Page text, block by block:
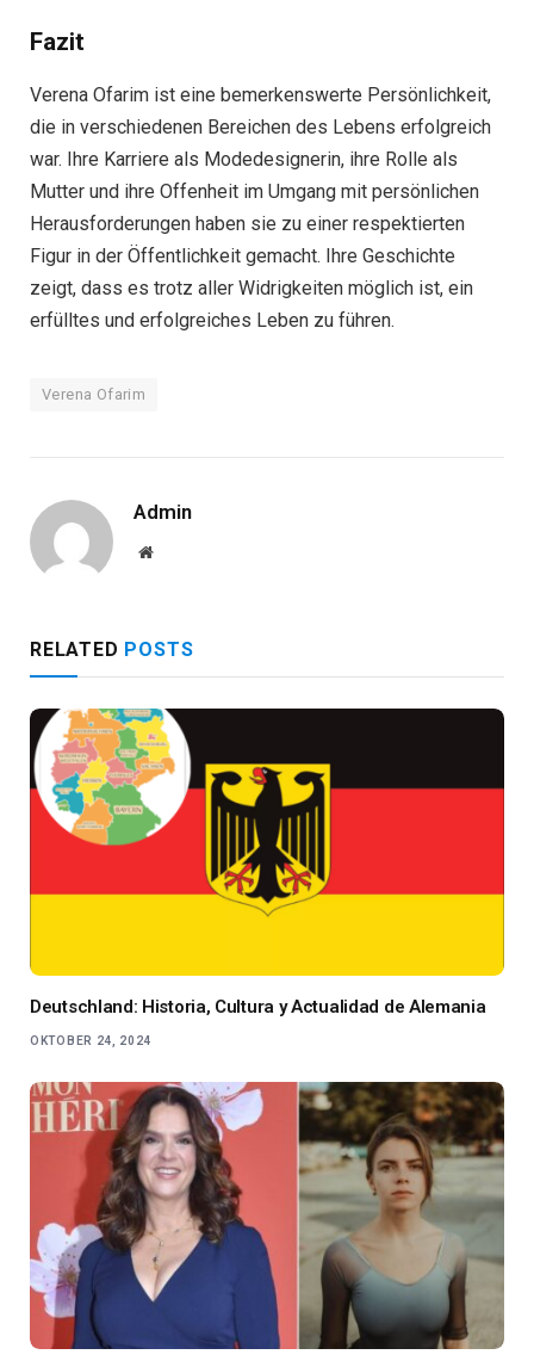
Fazit
Verena Ofarim ist eine bemerkenswerte Persönlichkeit,
die in verschiedenen Bereichen des Lebens erfolgreich
war. Ihre Karriere als Modedesignerin, ihre Rolle als
Mutter und ihre Offenheit im Umgang mit persönlichen
Herausforderungen haben sie zu einer respektierten
Figur in der Öffentlichkeit gemacht. Ihre Geschichte
zeigt, dass es trotz aller Widrigkeiten möglich ist, ein
erfülltes und erfolgreiches Leben zu führen.
Verena Ofarim
Admin
Website
RELATED POSTS
Deutschland: Historia, Cultura y Actualidad de Alemania
OKTOBER 24, 2024